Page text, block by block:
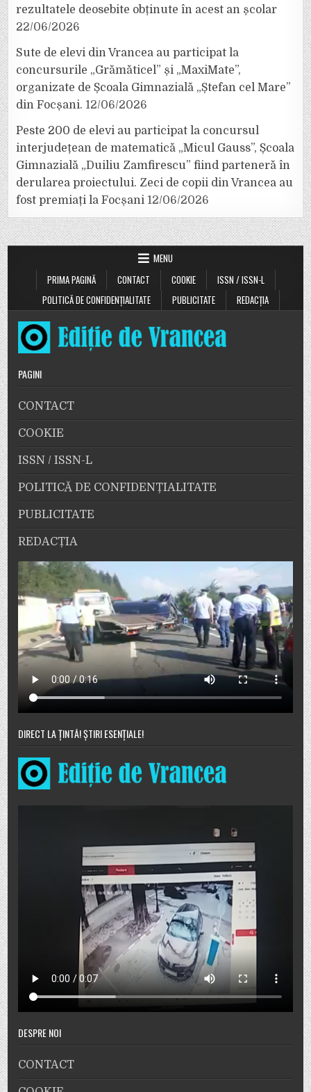
rezultatele deosebite obținute în acest an școlar
22/06/2026
Sute de elevi din Vrancea au participat la
concursurile „Grămăticel” și „MaxiMate”,
organizate de Școala Gimnazială „Ștefan cel Mare”
din Focșani. 12/06/2026
Peste 200 de elevi au participat la concursul
interjudețean de matematică „Micul Gauss”, Școala
Gimnazială „Duiliu Zamfirescu” fiind parteneră în
derularea proiectului. Zeci de copii din Vrancea au
fost premiați la Focșani 12/06/2026
MENU
PRIMA PAGINĂ
CONTACT COOKIE
ISSN / ISSN-L
POLITICĂ DE CONFIDENȚIALITATE
PUBLICITATE REDACȚIA
PAGINI
CONTACT
COOKIE
ISSN / ISSN-L
POLITICĂ DE CONFIDENȚIALITATE
PUBLICITATE
REDACȚIA
DIRECT LA ȚINTĂ! ȘTIRI ESENȚIALE!
DESPRE NOI
CONTACT